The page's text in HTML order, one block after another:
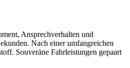
Ansprechverhalten und
Nach einer umfangreichen
Souveräne Fahrleistungen gepaart